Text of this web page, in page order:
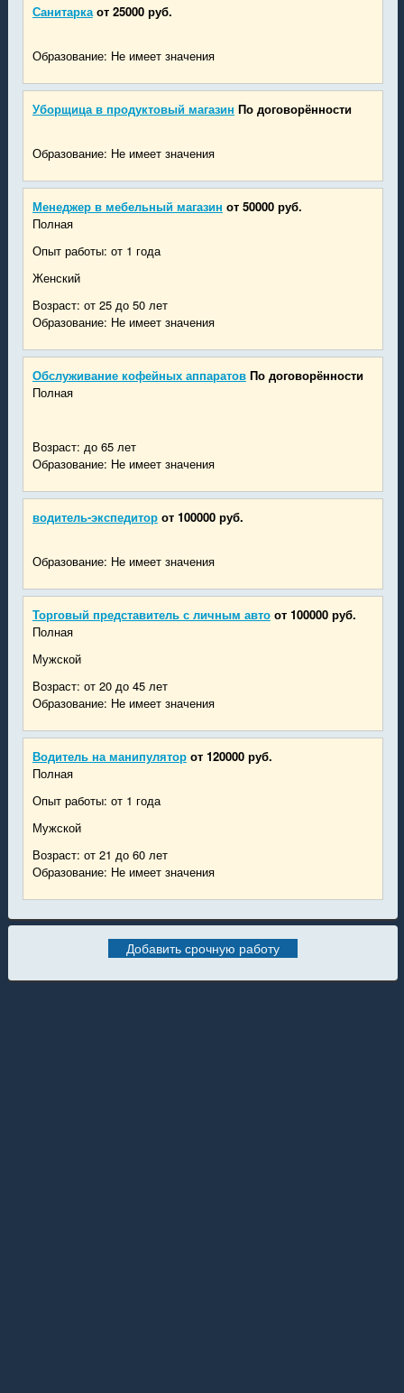
Санитарка от 25000 руб.
Образование: Не имеет значения
Уборщица в продуктовый магазин По договорённости
Образование: Не имеет значения
Менеджер в мебельный магазин от 50000 руб.
Полная
Опыт работы: от 1 года
Женский
Возраст: от 25 до 50 лет
Образование: Не имеет значения
Обслуживание кофейных аппаратов По договорённости
Полная
Возраст: до 65 лет
Образование: Не имеет значения
водитель-экспедитор от 100000 руб.
Образование: Не имеет значения
Торговый представитель с личным авто от 100000 руб.
Полная
Мужской
Возраст: от 20 до 45 лет
Образование: Не имеет значения
Водитель на манипулятор от 120000 руб.
Полная
Опыт работы: от 1 года
Мужской
Возраст: от 21 до 60 лет
Образование: Не имеет значения
Добавить срочную работу